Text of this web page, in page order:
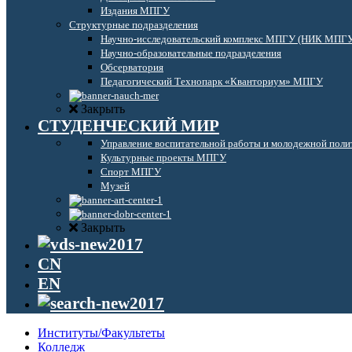
Издания МПГУ
Структурные подразделения
Научно-исследовательский комплекс МПГУ (НИК
Научно-образовательные подразделения
Обсерватория
Педагогический Технопарк «Кванториум» МПГУ
Закрыть
СТУДЕНЧЕСКИЙ МИР
Управление воспитательной работы и молодежной
Культурные проекты МПГУ
Спорт МПГУ
Музей
Закрыть
CN
EN
Институты/Факультеты
Колледж